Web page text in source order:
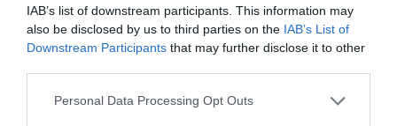
IAB’s list of downstream participants. This information may
also be disclosed by us to third parties on the IAB’s List of
Downstream Participants that may further disclose it to other
Personal Data Processing Opt Outs